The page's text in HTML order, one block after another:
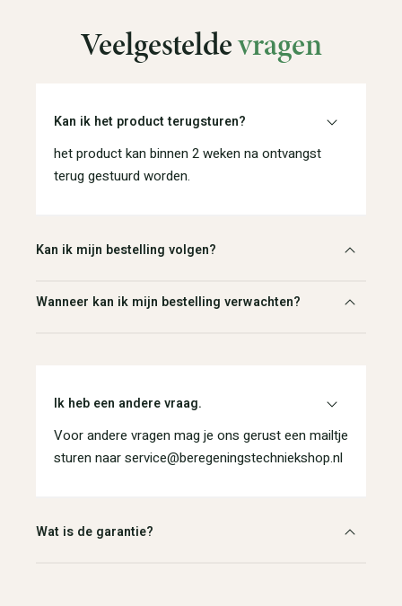
Veelgesteldevragen
Kan ik het product terugsturen?
het product kan binnen 2 weken na ontvangst
terug gestuurd worden.
Kan ik mijn bestelling volgen?
Wanneer kan ik mijn bestelling verwachten?
Ik heb een andere vraag.
Voor andere vragen mag je ons gerust een mailtje
sturen naar service@beregeningstechniekshop.nl
Wat is de garantie?